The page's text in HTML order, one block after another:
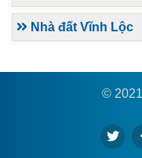
Nhà đất Vĩnh Lộc
©